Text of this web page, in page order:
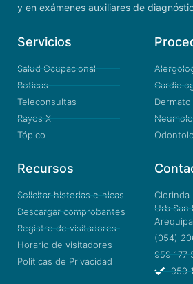
y en exámenes auxiliares de
Servicios
Salud Ocupacional
Boticas
Teleconsultas
Rayos X
Tópico
Recursos
Solicitar historias clinicas
Descargar comprobantes
Registro de visitadores
Horario de visitadores
Politicas de Privacidad
Clorinda
Urb San
(054)
959 177
959